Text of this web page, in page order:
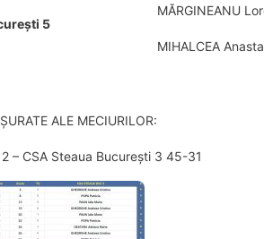
5
MĂRGINEANU
MIHALCEA
ALE MECIURILOR:
– CSA Steaua București 3 45-31